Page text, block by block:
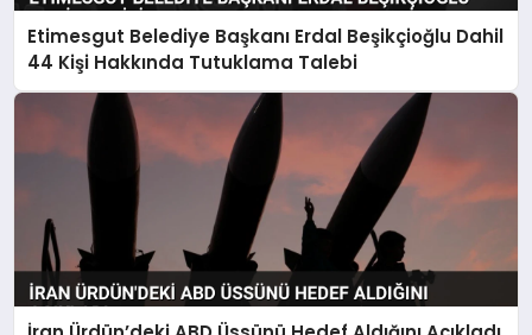
Etimesgut Belediye Başkanı Erdal Beşikçioğlu Dahil
44 Kişi Hakkında Tutuklama Talebi